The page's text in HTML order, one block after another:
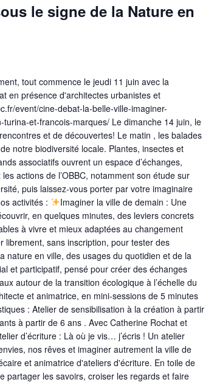
le signe de la Nature en
tout commence le jeudi 11 juin avec la
en présence d'architectes urbanistes et
event/cine-debat-la-belle-ville-imaginer-
et-francois-marques/ Le dimanche 14 juin, le
et de découvertes! Le matin , les balades
notre biodiversité locale. Plantes, insectes et
associatifs ouvrent un espace d’échanges,
actions de l’OBBC, notamment son étude sur
puis laissez-vous porter par votre imaginaire
activités :
Imaginer la ville de demain : Une
en quelques minutes, des leviers concrets
à vivre et mieux adaptées au changement
librement, sans inscription, pour tester des
nature en ville, des usages du quotidien et de la
et participatif, pensé pour créer des échanges
autour de la transition écologique à l’échelle du
et animatrice, en mini-sessions de 5 minutes
: Atelier de sensibilisation à la création à partir
à partir de 6 ans . Avec Catherine Rochat et
d’écriture : Là où je vis… j’écris ! Un atelier
nos rêves et imaginer autrement la ville de
et animatrice d'ateliers d'écriture. En toile de
partager les savoirs, croiser les regards et faire